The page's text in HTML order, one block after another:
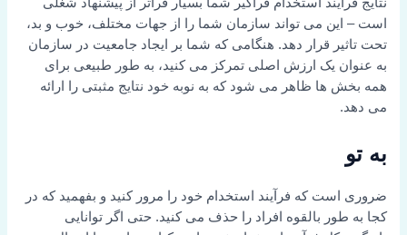
نتایج فرآیند استخدام فراگیر شما بسیار فراتر از پیشنهاد شغلی
است – این می تواند سازمان شما را از جهات مختلف، خوب و بد،
تحت تاثیر قرار دهد. هنگامی که شما بر ایجاد جامعیت در سازمان
به عنوان یک ارزش اصلی تمرکز می کنید، به طور طبیعی برای
همه بخش ها ظاهر می شود که به نوبه خود نتایج مثبتی را ارائه
می دهد.
به تو
ضروری است که فرآیند استخدام خود را مرور کنید و بفهمید که در
کجا به طور بالقوه افراد را حذف می کنید. حتی اگر توانایی